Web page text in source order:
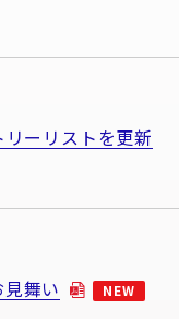
ーリストを更新
舞い
NEW